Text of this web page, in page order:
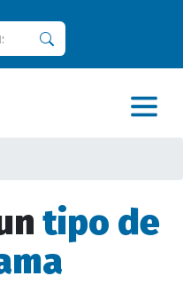
tipo de